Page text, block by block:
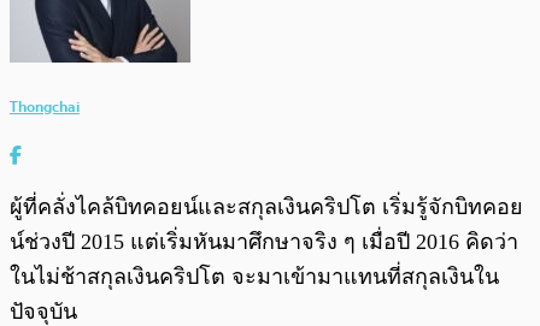
Thongchai
ผู้ที่คลั่งไคล้บิทคอยน์และสกุลเงินคริปโต เริ่มรู้จักบิทคอย
น์ช่วงปี 2015 แต่เริ่มหันมาศึกษาจริง ๆ เมื่อปี 2016 คิดว่า
ในไม่ช้าสกุลเงินคริปโต จะมาเข้ามาแทนที่สกุลเงินใน
ปัจจุบัน